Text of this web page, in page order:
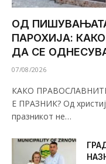
ОД
ПАРОХИЈА:
ДА СЕ
07/08/2026
КАКО
Е ПРАЗНИК? Од
празникот не…